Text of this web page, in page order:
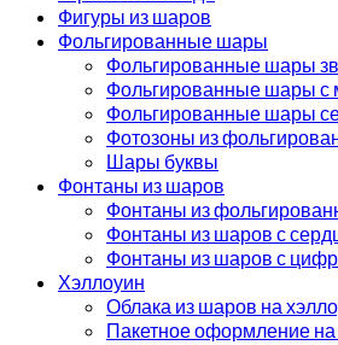
Фигуры из шаров
Фольгированные шары
Фольгированные шары
Фольгированные шары с
Фольгированные шары
Фотозоны из
Шары буквы
Фонтаны из шаров
Фонтаны из
Фонтаны из шаров с
Фонтаны из шаров с
Хэллоуин
Облака из шаров на
Пакетное оформление